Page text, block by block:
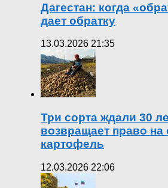
Дагестан: когда
дает обратку
13.03.2026 21:35
Три сорта ждали 30
возвращает право на
картофель
12.03.2026 22:06